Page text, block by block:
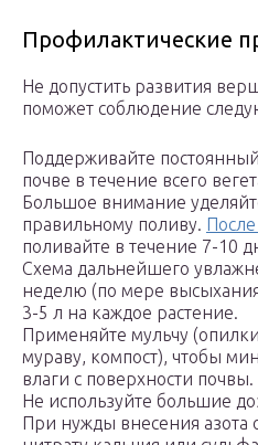
Профилактические
Не допустить развития
поможет соблюдение
Поддерживайте
почве в течение всего
Большое внимание
правильному поливу.
поливайте в течение 7-10
Схема дальнейшего
неделю (по мере
3-5 л на каждое растение.
Применяйте мульчу
мураву, компост), чтобы
влаги с поверхности почвы.
Не используйте большие
При нужды внесения азота